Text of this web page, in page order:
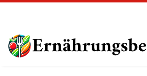
main
content